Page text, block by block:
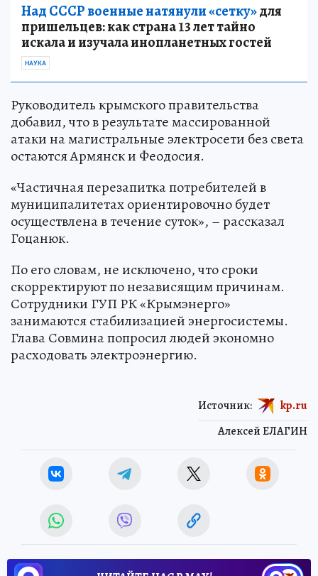
Над СССР военные натянули «сетку»для
пришельцев: как страна 13 лет тайно
искала и изучала инопланетных гостей
НАУКА
Руководитель крымского правительства
добавил, что в результате массированной
атаки на магистральные электросети без света
остаются Армянск и Феодосия.
«Частичная перезапитка потребителей в
муниципалитетах ориентировочно будет
осуществлена в течение суток», – рассказал
Гоцанюк.
По его словам, не исключено, что сроки
скорректируют по независящим причинам.
Сотрудники ГУП РК «Крымэнерго»
занимаются стабилизацией энергосистемы.
Глава Совмина попросил людей экономно
расходовать электроэнергию.
Алексей ЕЛАГИН
Источник: kp.ru